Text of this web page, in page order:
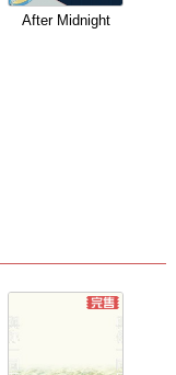
After Midnight